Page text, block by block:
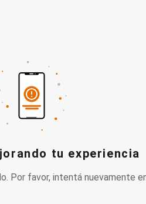
tu experiencia
Por favor, intentá nuevamente